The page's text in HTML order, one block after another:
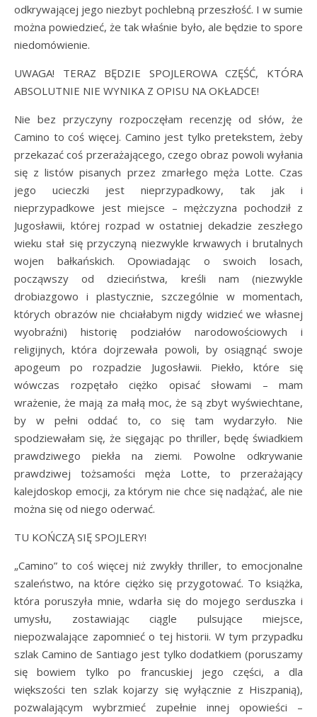
odkrywającej jego niezbyt pochlebną przeszłość. I w sumie
można powiedzieć, że tak właśnie było, ale będzie to spore
niedomówienie.
UWAGA! TERAZ BĘDZIE SPOJLEROWA CZĘŚĆ, KTÓRA
ABSOLUTNIE NIE WYNIKA Z OPISU NA OKŁADCE!
Nie bez przyczyny rozpoczęłam recenzję od słów, że
Camino to coś więcej. Camino jest tylko pretekstem, żeby
przekazać coś przerażającego, czego obraz powoli wyłania
się z listów pisanych przez zmarłego męża Lotte. Czas
jego ucieczki jest nieprzypadkowy, tak jak i
nieprzypadkowe jest miejsce – mężczyzna pochodził z
Jugosławii, której rozpad w ostatniej dekadzie zeszłego
wieku stał się przyczyną niezwykle krwawych i brutalnych
wojen bałkańskich. Opowiadając o swoich losach,
począwszy od dzieciństwa, kreśli nam (niezwykle
drobiazgowo i plastycznie, szczególnie w momentach,
których obrazów nie chciałabym nigdy widzieć we własnej
wyobraźni) historię podziałów narodowościowych i
religijnych, która dojrzewała powoli, by osiągnąć swoje
apogeum po rozpadzie Jugosławii. Piekło, które się
wówczas rozpętało ciężko opisać słowami – mam
wrażenie, że mają za małą moc, że są zbyt wyświechtane,
by w pełni oddać to, co się tam wydarzyło. Nie
spodziewałam się, że sięgając po thriller, będę świadkiem
prawdziwego piekła na ziemi. Powolne odkrywanie
prawdziwej tożsamości męża Lotte, to przerażający
kalejdoskop emocji, za którym nie chce się nadążać, ale nie
można się od niego oderwać.
TU KOŃCZĄ SIĘ SPOJLERY!
„Camino” to coś więcej niż zwykły thriller, to emocjonalne
szaleństwo, na które ciężko się przygotować. To książka,
która poruszyła mnie, wdarła się do mojego serduszka i
umysłu, zostawiając ciągle pulsujące miejsce,
niepozwalające zapomnieć o tej historii. W tym przypadku
szlak Camino de Santiago jest tylko dodatkiem (poruszamy
się bowiem tylko po francuskiej jego części, a dla
większości ten szlak kojarzy się wyłącznie z Hiszpanią),
pozwalającym wybrzmieć zupełnie innej opowieści –